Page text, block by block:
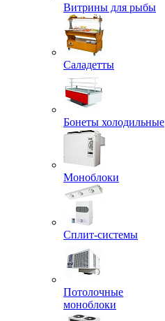
Витрины для рыбы
Саладетты
Бонеты холодильные
Моноблоки
Сплит-системы
Потолочные
моноблоки